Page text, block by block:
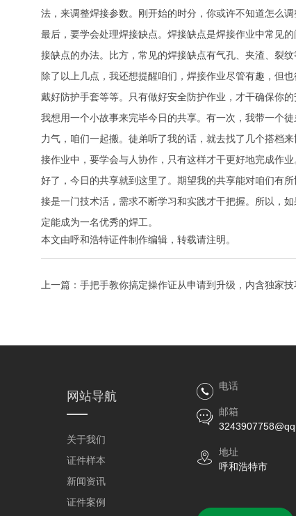
法，来调整焊接参数。刚开始的时分，你或许不知道怎么
最后，要学会处理焊接缺点。焊接缺点是焊接作业中常见
接缺点的办法。比方，常见的焊接缺点有气孔、夹渣、裂
除了以上几点，我还想提醒咱们，焊接作业尽管有趣，但
戴好防护手套等等。只有做好安全防护作业，才干确保你的
我想用一个小故事来完毕今日的共享。有一次，我带一个
力气，咱们一起搬。徒弟听了我的话，就去找了几个搭档
接作业中，要学会与人协作，只有这样才干更好地完成作业
好了，今日的共享就到这里了。期望我的共享能对咱们有
接是一门技术活，需求不断学习和实践才干把握。所以，
定能成为一名优秀的焊工。
本文由呼和浩特证件制作编辑，转载请注明。
上一篇： 手把手教你搞定操作证从申请到升级，内含独家技
网站导航
关于我们
证件样本
新闻资讯
证件案例
电话
邮箱
地址
呼和浩特市